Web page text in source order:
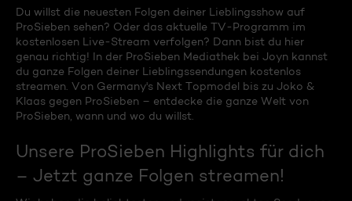
Du willst die neuesten Folgen deiner Lieblingsshow auf
ProSieben sehen? Oder das aktuelle TV-Programm im
kostenlosen Live-Stream verfolgen? Dann bist du hier
genau richtig! In der ProSieben Mediathek bei Joyn kannst
du ganze Folgen deiner Lieblingssendungen kostenlos
streamen. Von Germany's Next Topmodel bis zu Joko &
Klaas gegen ProSieben – entdecke die ganze Welt von
ProSieben, wann und wo du willst.
Unsere ProSieben Highlights für dich
– Jetzt ganze Folgen streamen!